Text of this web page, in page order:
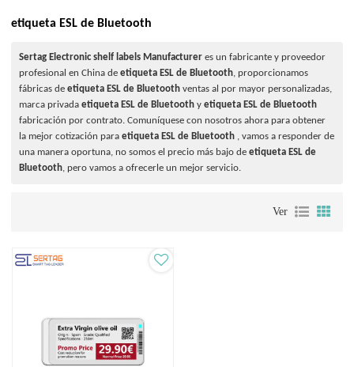
etiqueta ESL de Bluetooth
Sertag Electronic shelf labels Manufacturer es un fabricante y proveedor
profesional en China deetiqueta ESL de Bluetooth, proporcionamos
fábricas deetiqueta ESL de Bluetooth ventas al por mayor personalizadas,
marca privadaetiqueta ESL de Bluetooth yetiqueta ESL de Bluetooth
fabricación por contrato. Comuníquese con nosotros ahora para obtener
la mejor cotización paraetiqueta ESL de Bluetooth , vamos a responder de
una manera oportuna, no somos el precio más bajo deetiqueta ESL de
Bluetooth, pero vamos a ofrecerle un mejor servicio.
Ver